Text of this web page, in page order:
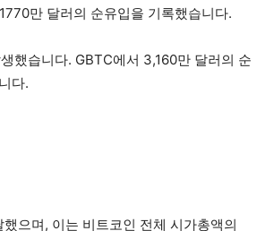
만 달러의 순유입을 기록했습니다.
했습니다. GBTC에서 3,160만 달러의 순
다.
으며, 이는 비트코인 전체 시가총액의